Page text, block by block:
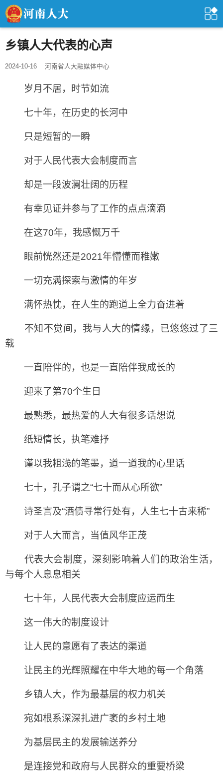
乡镇人大代表的心声
2024-10-16 河南省人大融媒体中心
岁月不居，时节如流
七十年，在历史的长河中
只是短暂的一瞬
对于人民代表大会制度而言
却是一段波澜壮阔的历程
有幸见证并参与了工作的点点滴滴
在这70年，我感慨万千
眼前恍然还是2021年懵懂而稚嫩
一切充满探索与激情的年岁
满怀热忱，在人生的跑道上全力奋进着
不知不觉间，我与人大的情缘，已悠悠过了三
载
一直陪伴的，也是一直陪伴我成长的
迎来了第70个生日
最熟悉，最热爱的人大有很多话想说
纸短情长，执笔难抒
谨以我粗浅的笔墨，道一道我的心里话
七十，孔子谓之“七十而从心所欲”
诗圣言及“酒债寻常行处有，人生七十古来稀”
对于人大而言，当值风华正茂
代表大会制度，深刻影响着人们的政治生活，
与每个人息息相关
七十年，人民代表大会制度应运而生
这一伟大的制度设计
让人民的意愿有了表达的渠道
让民主的光辉照耀在中华大地的每一个角落
乡镇人大，作为最基层的权力机关
宛如根系深深扎进广袤的乡村土地
为基层民主的发展输送养分
是连接党和政府与人民群众的重要桥梁